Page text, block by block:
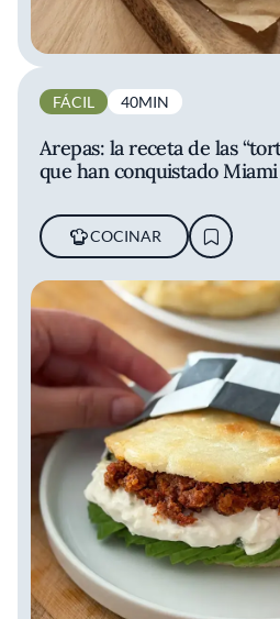
FÁCIL 40MIN
Arepas: la receta de las
que han conquistado Miami
COCINAR